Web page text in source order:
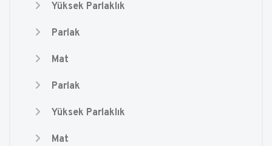
Yüksek Parlaklık
Parlak
Mat
Parlak
Yüksek Parlaklık
Mat